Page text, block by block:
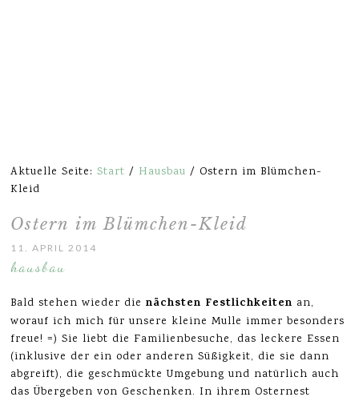
Aktuelle Seite:Start / Hausbau / Ostern im Blümchen-
Kleid
Ostern im Blümchen-Kleid
11. APRIL 2014
hausbau
Bald stehen wieder die nächsten Festlichkeiten an,
worauf ich mich für unsere kleine Mulle immer besonders
freue! =) Sie liebt die Familienbesuche, das leckere Essen
(inklusive der ein oder anderen Süßigkeit, die sie dann
abgreift), die geschmückte Umgebung und natürlich auch
das Übergeben von Geschenken. In ihrem Osternest